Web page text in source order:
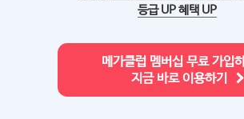
등급 UP 혜택 UP
메가클럽 멤버십 무료 가입
지금 바로 이용하기